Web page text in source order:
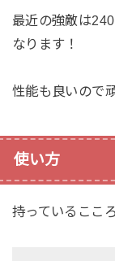
最近の強敵は
なります！
性能も良いので
使い方
持っているここ